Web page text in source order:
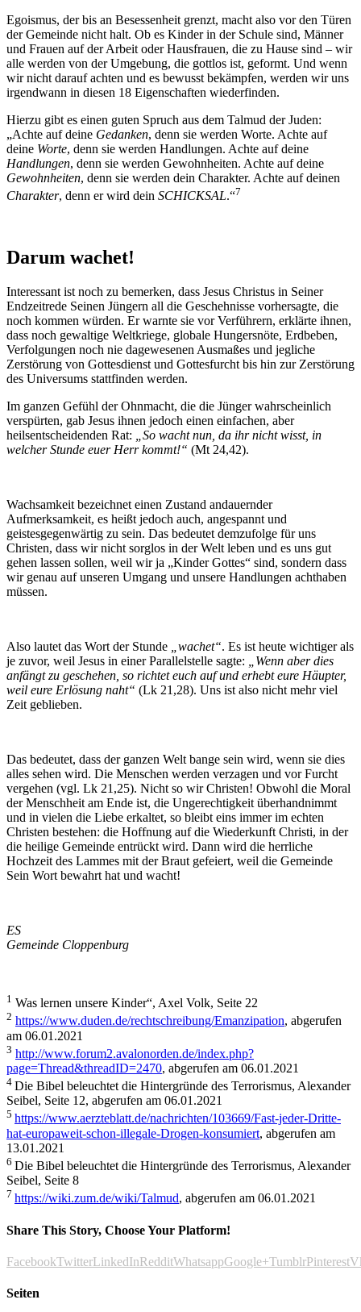
Egoismus, der bis an Besessenheit grenzt, macht also vor den Türen
der Gemeinde nicht halt. Ob es Kinder in der Schule sind, Männer
und Frauen auf der Arbeit oder Hausfrauen, die zu Hause sind – wir
alle werden von der Umgebung, die gottlos ist, geformt. Und wenn
wir nicht darauf achten und es bewusst bekämpfen, werden wir uns
irgendwann in diesen 18 Eigenschaften wiederfinden.
Hierzu gibt es einen guten Spruch aus dem Talmud der Juden:
„Achte auf deine Gedanken, denn sie werden Worte. Achte auf
deine Worte, denn sie werden Handlungen. Achte auf deine
Handlungen, denn sie werden Gewohnheiten. Achte auf deine
Gewohnheiten, denn sie werden dein Charakter. Achte auf deinen
Charakter, denn er wird dein SCHICKSAL.“7
Darum wachet!
Interessant ist noch zu bemerken, dass Jesus Christus in Seiner
Endzeitrede Seinen Jüngern all die Geschehnisse vorhersagte, die
noch kommen würden. Er warnte sie vor Verführern, erklärte ihnen,
dass noch gewaltige Weltkriege, globale Hungersnöte, Erdbeben,
Verfolgungen noch nie dagewesenen Ausmaßes und jegliche
Zerstörung von Gottesdienst und Gottesfurcht bis hin zur Zerstörung
des Universums stattfinden werden.
Im ganzen Gefühl der Ohnmacht, die die Jünger wahrscheinlich
verspürten, gab Jesus ihnen jedoch einen einfachen, aber
heilsentscheidenden Rat:
„So wacht nun, da ihr nicht wisst, in
welcher Stunde euer Herr kommt!“ (Mt 24,42).
Wachsamkeit bezeichnet einen Zustand andauernder
Aufmerksamkeit, es heißt jedoch auch, angespannt und
geistesgegenwärtig zu sein. Das bedeutet demzufolge für uns
Christen, dass wir nicht sorglos in der Welt leben und es uns gut
gehen lassen sollen, weil wir ja „Kinder Gottes“ sind, sondern dass
wir genau auf unseren Umgang und unsere Handlungen achthaben
müssen.
Also lautet das Wort der Stunde „wachet“. Es ist heute wichtiger als
je zuvor, weil Jesus in einer Parallelstelle sagte:
„Wenn aber dies
anfängt zu geschehen, so richtet euch auf und erhebt eure Häupter,
weil eure Erlösung naht“ (Lk 21,28). Uns ist also nicht mehr viel
Zeit geblieben.
Das bedeutet, dass der ganzen Welt bange sein wird, wenn sie dies
alles sehen wird. Die Menschen werden verzagen und vor Furcht
vergehen (vgl. Lk 21,25). Nicht so wir Christen! Obwohl die Moral
der Menschheit am Ende ist, die Ungerechtigkeit überhandnimmt
und in vielen die Liebe erkaltet, so bleibt eins immer im echten
Christen bestehen: die Hoffnung auf die Wiederkunft Christi, in der
die heilige Gemeinde entrückt wird. Dann wird die herrliche
Hochzeit des Lammes mit der Braut gefeiert, weil die Gemeinde
Sein Wort bewahrt hat und wacht!
ES
Gemeinde Cloppenburg
1 Was lernen unsere Kinder“, Axel Volk, Seite 22
2 https://www.duden.de/rechtschreibung/Emanzipation, abgerufen
am 06.01.2021
3 http://www.forum2.avalonorden.de/index.php?
page=Thread&threadID=2470, abgerufen am 06.01.2021
4 Die Bibel beleuchtet die Hintergründe des Terrorismus, Alexander
Seibel, Seite 12, abgerufen am 06.01.2021
5 https://www.aerzteblatt.de/nachrichten/103669/Fast-jeder-Dritte-
hat-europaweit-schon-illegale-Drogen-konsumiert, abgerufen am
13.01.2021
6 Die Bibel beleuchtet die Hintergründe des Terrorismus, Alexander
Seibel, Seite 8
7 https://wiki.zum.de/wiki/Talmud, abgerufen am 06.01.2021
Share This Story, Choose Your Platform!
FacebookTwitterLinkedInRedditWhatsappGoogle+TumblrPinterest
Seiten